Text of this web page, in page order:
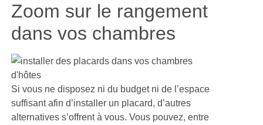
Zoom sur le rangement
dans vos chambres
Si vous ne disposez ni du budget ni de l’espace
suffisant afin d’installer un placard, d’autres
alternatives s’offrent à vous. Vous pouvez, entre